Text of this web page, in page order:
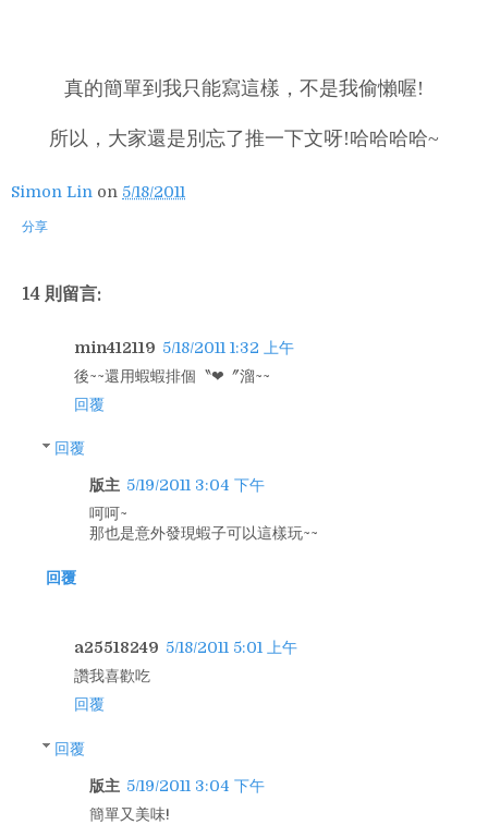
真的簡單到我只能寫這樣，不是我偷懶喔!
所以，大家還是別忘了推一下文呀!哈哈哈哈~
Simon Lin on 5/18/2011
分享
14 則留言:
min412119 5/18/2011 1:32 上午
後~~還用蝦蝦排個〝❤〞溜~~
回覆
回覆
版主 5/19/2011 3:04 下午
呵呵~
那也是意外發現蝦子可以這樣玩~~
回覆
a25518249 5/18/2011 5:01 上午
讚我喜歡吃
回覆
回覆
版主 5/19/2011 3:04 下午
簡單又美味!